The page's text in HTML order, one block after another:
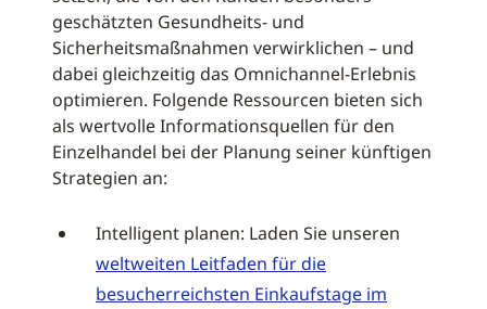
geschätzten Gesundheits- und
Sicherheitsmaßnahmen verwirklichen – und
dabei gleichzeitig das Omnichannel-Erlebnis
optimieren. Folgende Ressourcen bieten sich
als wertvolle Informationsquellen für den
Einzelhandel bei der Planung seiner künftigen
Strategien an:
Intelligent planen: Laden Sie unseren
weltweiten Leitfaden für die
besucherreichsten Einkaufstage im